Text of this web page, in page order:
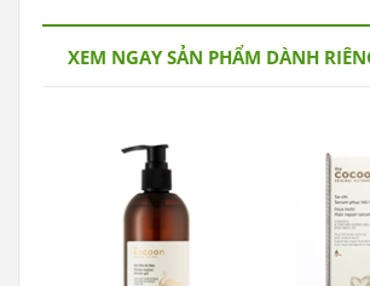
XEM NGAY SẢN PHẨM DÀNH